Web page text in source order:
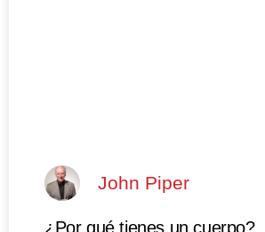
John Piper
¿Por qué tienes un cuerpo?